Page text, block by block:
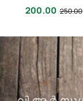
250.00
200.00